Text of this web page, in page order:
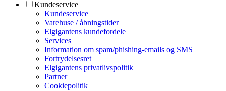
Kundeservice
Kundeservice
Varehuse / åbningstider
Elgigantens kundefordele
Services
Information om spam/phishing-emails og SMS
Fortrydelsesret
Elgigantens privatlivspolitik
Partner
Cookiepolitik